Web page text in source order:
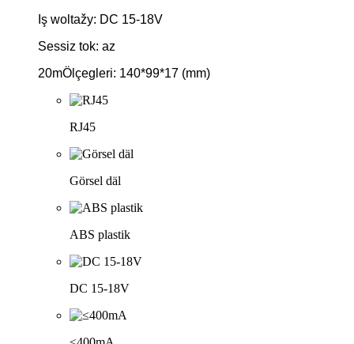
Iş woltažy: DC 15-18V
Sessiz tok: az
20mÖlçegleri: 140*99*17 (mm)
RJ45
Görsel däl
ABS plastik
DC 15-18V